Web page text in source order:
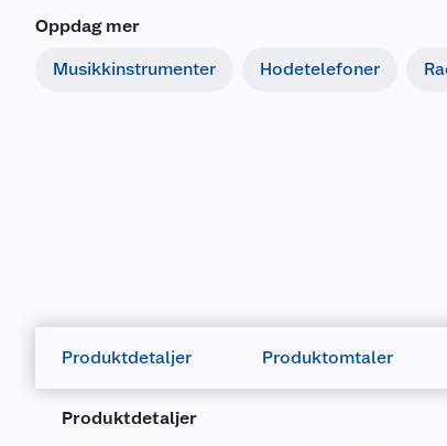
Oppdag mer
Musikkinstrumenter Hodetelefoner
Produktdetaljer Produktomtaler
Produktdetaljer